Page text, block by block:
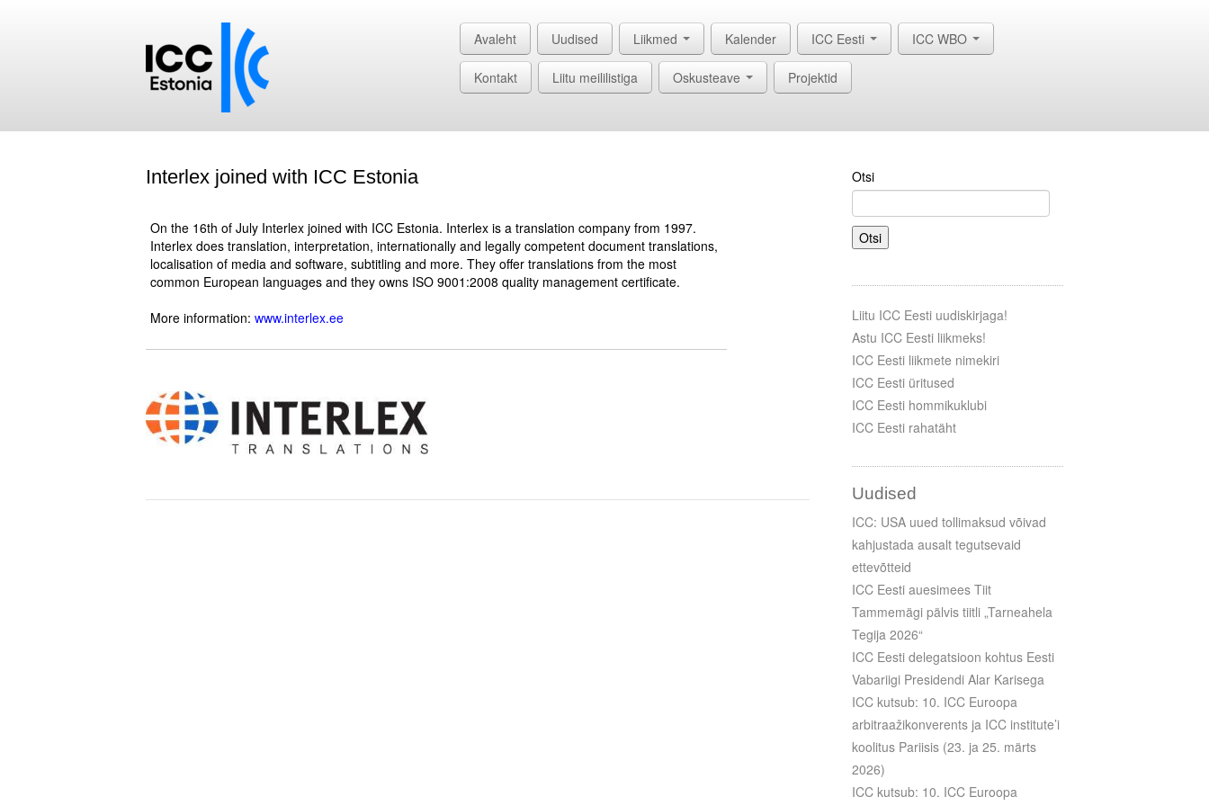
Avaleht Uudised Liikmed Kalender ICC Eesti ICC WBO
Kontakt Liitu meililistiga Oskusteave Projektid
Interlex joined with ICC Estonia
On the 16th of July Interlex joined with ICC Estonia. Interlex is a translation company from 1997.
Interlex does translation, interpretation, internationally and legally competent document translations,
localisation of media and software, subtitling and more. They offer translations from the most
common European languages and they owns ISO 9001:2008 quality management certificate.
More information: www.interlex.ee
Otsi
Otsi
Liitu ICC Eesti uudiskirjaga!
Astu ICC Eesti liikmeks!
ICC Eesti liikmete nimekiri
ICC Eesti üritused
ICC Eesti hommikuklubi
ICC Eesti rahatäht
Uudised
ICC: USA uued tollimaksud võivad
kahjustada ausalt tegutsevaid
ettevõtteid
ICC Eesti auesimees Tiit
Tammemägi pälvis tiitli „Tarneahela
Tegija 2026“
ICC Eesti delegatsioon kohtus Eesti
Vabariigi Presidendi Alar Karisega
ICC kutsub: 10. ICC Euroopa
arbitraažikonverents ja ICC institute’i
koolitus Pariisis (23. ja 25. märts
2026)
ICC kutsub: 10. ICC Euroopa